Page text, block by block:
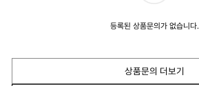
등록된 상품문의가 없습니다.
상품문의 더보기